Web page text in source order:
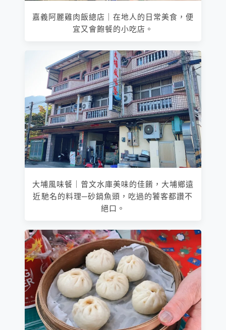
嘉義阿麗雞肉飯總店｜在地人的日常美食，便
宜又會飽餐的小吃店。
大埔風味餐｜曾文水庫美味的佳餚，大埔鄉遠
近馳名的料理─砂鍋魚頭，吃過的饕客都讚不
絕口。